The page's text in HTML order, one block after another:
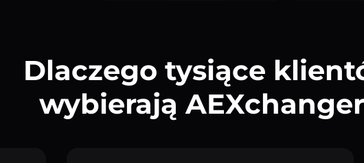
Dlaczego tysiące
wybierają